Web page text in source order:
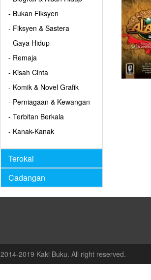
- Bukan Fiksyen
- Fiksyen & Sastera
- Gaya Hidup
- Remaja
- Kisah Cinta
- Komik & Novel Grafik
- Perniagaan & Kewangan
- Terbitan Berkala
- Kanak-Kanak
Terokai
Cadangan
2014-2019 Kaki Buku. All right reserved.